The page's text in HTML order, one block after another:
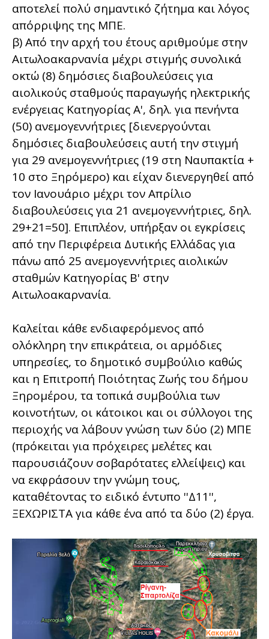
αποτελεί πολύ σημαντικό ζήτημα και λόγος
απόρριψης της ΜΠΕ.
β) Από την αρχή του έτους αριθμούμε στην
Αιτωλοακαρνανία μέχρι στιγμής συνολικά
οκτώ (8) δημόσιες διαβουλεύσεις για
αιολικούς σταθμούς παραγωγής ηλεκτρικής
ενέργειας Κατηγορίας Α', δηλ. για πενήντα
(50) ανεμογεννήτριες [διενεργούνται
δημόσιες διαβουλεύσεις αυτή την στιγμή
για 29 ανεμογεννήτριες (19 στη Ναυπακτία +
10 στο Ξηρόμερο) και είχαν διενεργηθεί από
τον Ιανουάριο μέχρι τον Απρίλιο
διαβουλεύσεις για 21 ανεμογεννήτριες, δηλ.
29+21=50]. Επιπλέον, υπήρξαν οι εγκρίσεις
από την Περιφέρεια Δυτικής Ελλάδας για
πάνω από 25 ανεμογεννήτριες αιολικών
σταθμών Κατηγορίας Β' στην
Αιτωλοακαρνανία.
Καλείται κάθε ενδιαφερόμενος από
ολόκληρη την επικράτεια, οι αρμόδιες
υπηρεσίες, το δημοτικό συμβούλιο καθώς
και η Επιτροπή Ποιότητας Ζωής του δήμου
Ξηρομέρου, τα τοπικά συμβούλια των
κοινοτήτων, οι κάτοικοι και οι σύλλογοι της
περιοχής να λάβουν γνώση των δύο (2) ΜΠΕ
(πρόκειται για πρόχειρες μελέτες και
παρουσιάζουν σοβαρότατες ελλείψεις) και
να εκφράσουν την γνώμη τους,
καταθέτοντας το ειδικό έντυπο ''Δ11'',
ΞΕΧΩΡΙΣΤΑ για κάθε ένα από τα δύο (2) έργα.